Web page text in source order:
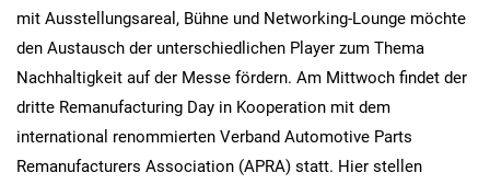
mit Ausstellungsareal, Bühne und Networking-Lounge möchte
den Austausch der unterschiedlichen Player zum Thema
Nachhaltigkeit auf der Messe fördern. Am Mittwoch findet der
dritte Remanufacturing Day in Kooperation mit dem
international renommierten Verband Automotive Parts
Remanufacturers Association (APRA) statt. Hier stellen